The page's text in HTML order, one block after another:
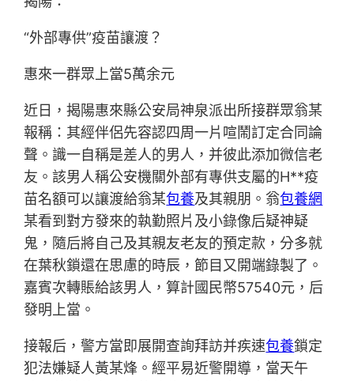
“外部專供”疫苗讓渡？
惠來一群眾上當5萬余元
近日，揭陽惠來縣公安局神泉派出所接群眾翁某
報稱：其經伴侶先容認四周一片喧鬧訂定合同論
聲。識一自稱是差人的男人，并彼此添加微信老
友。該男人稱公安機關外部有專供支屬的H**疫
苗名額可以讓渡給翁某包養及其親朋。翁包養網
某看到對方發來的執勤照片及小錄像后疑神疑
鬼，隨后將自己及其親友老友的預定款，分多就
在葉秋鎖還在思慮的時辰，節目又開端錄製了。
嘉賓次轉賬給該男人，算計國民幣57540元，后
發明上當。
接報后，警方當即展開查詢拜訪并疾速包養鎖定
犯法嫌疑人黃某烽。經平易近警開導，當天午